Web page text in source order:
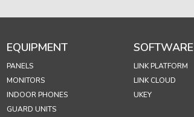
EQUIPMENT
PANELS
MONITORS
INDOOR PHONES
GUARD UNITS
SOFTWARE
LINK PLATFORM
LINK CLOUD
UKEY